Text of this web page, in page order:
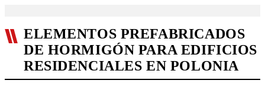
ELEMENTOS PREFABRICADOS
DE HORMIGÓN PARA EDIFICIOS
RESIDENCIALES EN POLONIA